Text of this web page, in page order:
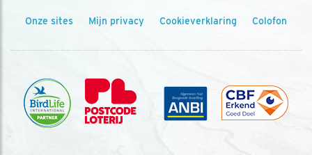
Onze sites Mijn privacy Cookieverklaring Colofon